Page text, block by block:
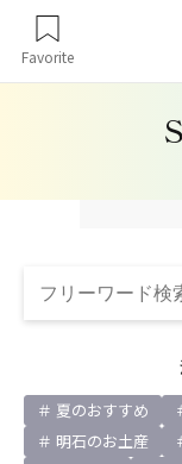
Favorite
夏のおすすめ
明石のお土産